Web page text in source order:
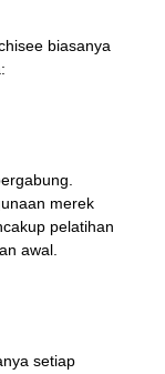
biasanya
merek
pelatihan
awal.
setiap